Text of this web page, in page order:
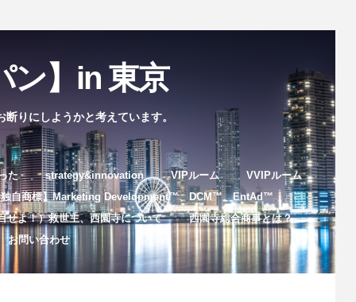
ン】in 東京
りにしようかと考えています。
た strategy&innovation VIPルーム
VVIPルーム
独自商標】Marketing Development™️、DCM™️、EntAd™️
せよ！）救世主、西園寺について
西園寺総合商事とは？
お問い合わせ